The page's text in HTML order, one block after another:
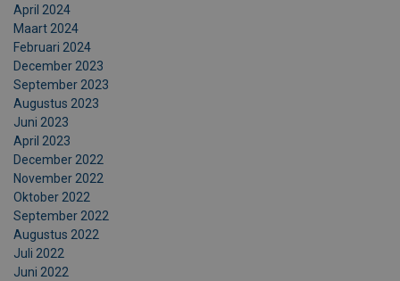
April 2024
Maart 2024
Februari 2024
December 2023
September 2023
Augustus 2023
Juni 2023
April 2023
December 2022
November 2022
Oktober 2022
September 2022
Augustus 2022
Juli 2022
Juni 2022